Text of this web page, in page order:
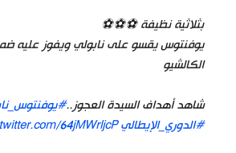
بثلاثية نظيفة ⚽️⚽️⚽️
الكالشيو
شاهد أهداف السيدة العجوز..
#الدوري_الإيطالي64jMWrljcP